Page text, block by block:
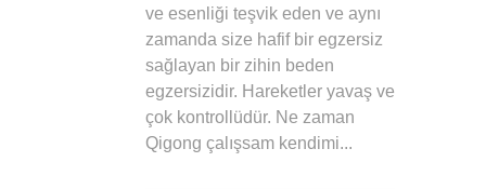
ve esenliği teşvik eden ve aynı
zamanda size hafif bir egzersiz
sağlayan bir zihin beden
egzersizidir. Hareketler yavaş ve
çok kontrollüdür. Ne zaman
Qigong çalışsam kendimi...